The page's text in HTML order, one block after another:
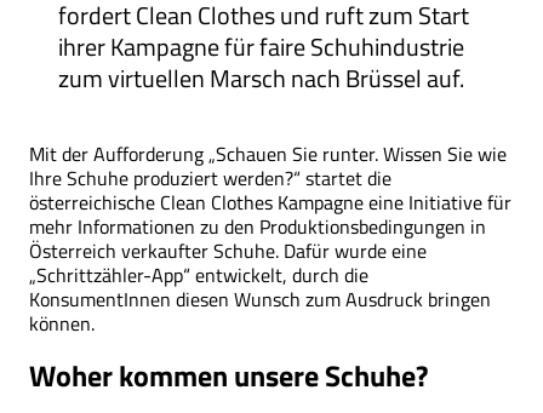
fordert Clean Clothes und ruft zum Start
ihrer Kampagne für faire Schuhindustrie
zum virtuellen Marsch nach Brüssel auf.
Mit der Aufforderung „Schauen Sie runter. Wissen Sie wie
Ihre Schuhe produziert werden?“ startet die
österreichische Clean Clothes Kampagne eine Initiative für
mehr Informationen zu den Produktionsbedingungen in
Österreich verkaufter Schuhe. Dafür wurde eine
„Schrittzähler-App“ entwickelt, durch die
KonsumentInnen diesen Wunsch zum Ausdruck bringen
können.
Woher kommen unsere Schuhe?